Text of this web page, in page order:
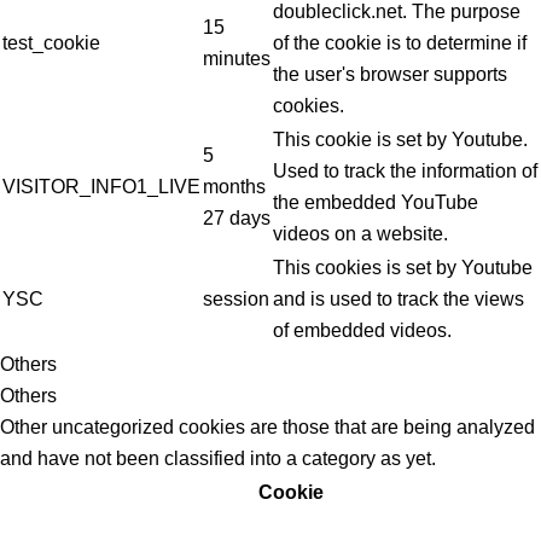
test_cookie
15
minutes
doubleclick.net. The purpose
of the cookie is to determine if
the user's browser supports
cookies.
VISITOR_INFO1_LIVE
5
months
27 days
This cookie is set by Youtube.
Used to track the information of
the embedded YouTube
videos on a website.
YSC session
This cookies is set by Youtube
and is used to track the views
of embedded videos.
Others
Others
Other uncategorized cookies are those that are being analyzed
and have not been classified into a category as yet.
Cookie